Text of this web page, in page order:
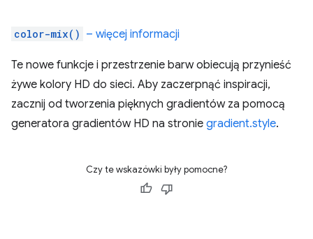
color-mix() – więcej informacji
Te nowe funkcje i przestrzenie barw obiecują przynieść
żywe kolory HD do sieci. Aby zaczerpnąć inspiracji,
zacznij od tworzenia pięknych gradientów za pomocą
generatora gradientów HD na stronie gradient.style.
Czy te wskazówki były pomocne?